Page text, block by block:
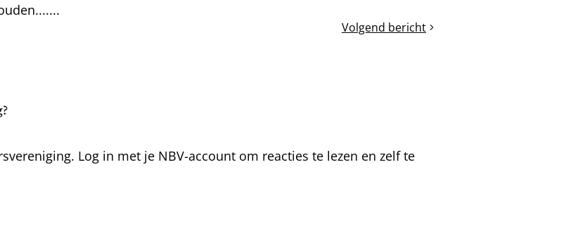
Volgend bericht
Verhuizen
Log in met je NBV-account om reacties te lezen en zelf te